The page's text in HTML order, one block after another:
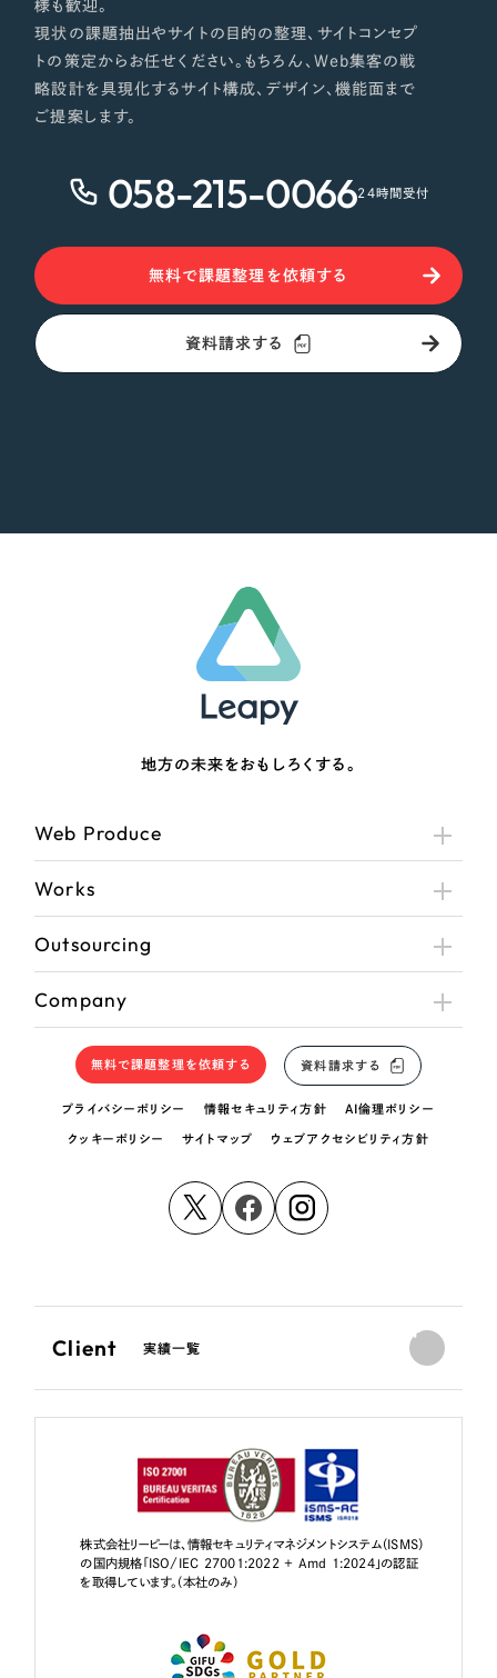
様も歓迎。
現状の課題抽出やサイトの目的の整理、サイトコンセプ
トの策定からお任せください。もちろん、Web集客の戦
略設計を具現化するサイト構成、デザイン、機能面まで
ご提案します。
058-215-006624時間受付
無料で課題整理を依頼する
資料請求する
地方の未来をおもしろくする。
Web Produce
Works
Outsourcing
Company
無料で課題整理を依頼する 資料請求する
プライバシーポリシー 情報セキュリティ方針 AI倫理ポリシー
クッキーポリシー サイトマップ ウェブアクセシビリティ方針
Client 実績一覧
株式会社リーピーは、情報セキュリティマネジメントシステム（ISMS）
の国内規格「ISO/IEC 27001:2022 + Amd 1:2024」の認証
を取得しています。（本社のみ）